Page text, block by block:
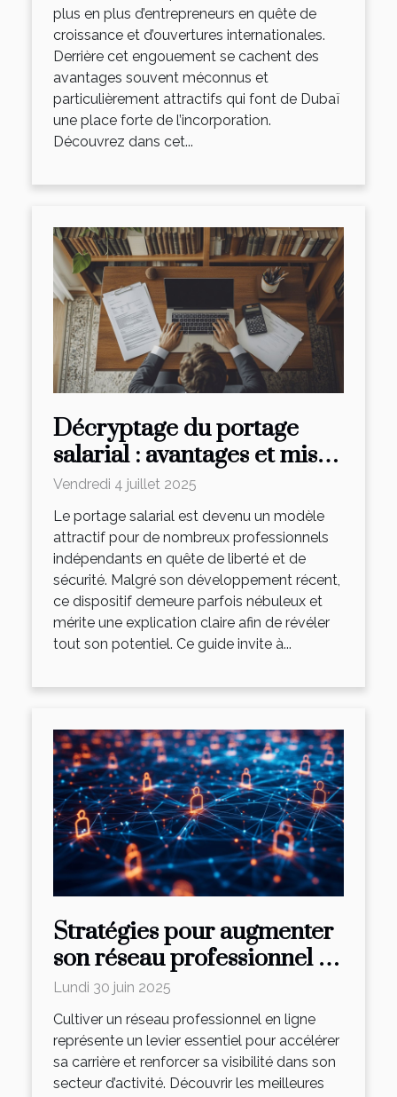
plus en plus d’entrepreneurs en quête de
croissance et d’ouvertures internationales.
Derrière cet engouement se cachent des
avantages souvent méconnus et
particulièrement attractifs qui font de Dubaï
une place forte de l’incorporation.
Découvrez dans cet...
Décryptage du portage
salarial : avantages et mise
en œuvre pour les
indépendants
Vendredi 4 juillet 2025
Le portage salarial est devenu un modèle
attractif pour de nombreux professionnels
indépendants en quête de liberté et de
sécurité. Malgré son développement récent,
ce dispositif demeure parfois nébuleux et
mérite une explication claire afin de révéler
tout son potentiel. Ce guide invite à...
Stratégies pour augmenter
son réseau professionnel en
ligne
Lundi 30 juin 2025
Cultiver un réseau professionnel en ligne
représente un levier essentiel pour accélérer
sa carrière et renforcer sa visibilité dans son
secteur d’activité. Découvrir les meilleures